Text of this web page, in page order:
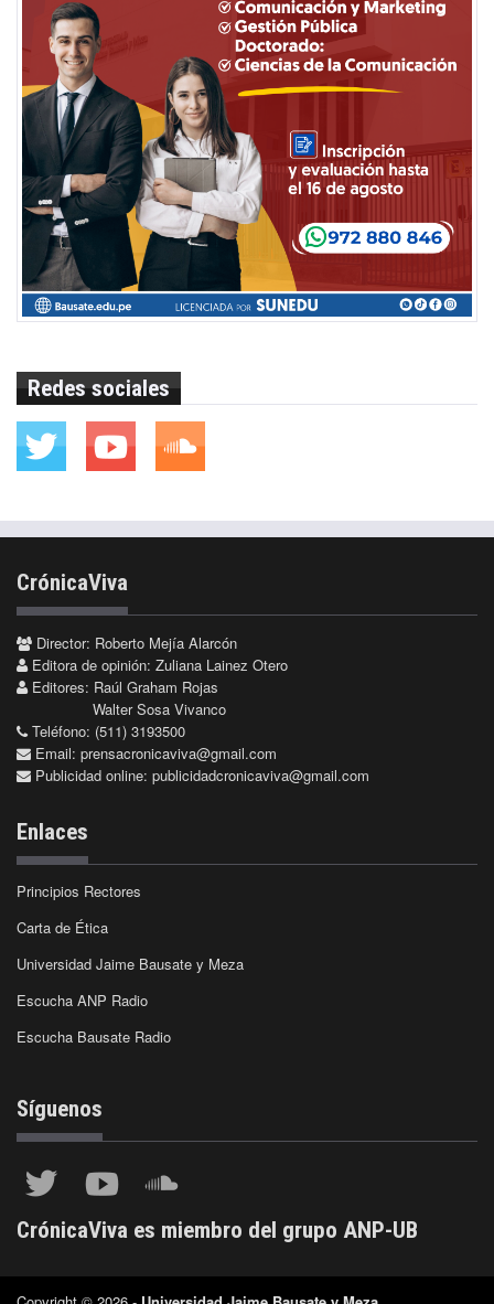
Redes sociales
CrónicaViva
Director: Roberto Mejía Alarcón
Editora de opinión: Zuliana Lainez Otero
Editores: Raúl Graham Rojas
Walter Sosa Vivanco
Teléfono: (511) 3193500
Email: prensacronicaviva@gmail.com
Publicidad online: publicidadcronicaviva@gmail.com
Enlaces
Principios Rectores
Carta de Ética
Universidad Jaime Bausate y Meza
Escucha ANP Radio
Escucha Bausate Radio
Síguenos
CrónicaViva es miembro del grupo ANP-UB